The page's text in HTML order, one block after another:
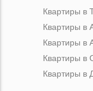
Квартиры в
Квартиры в
Квартиры в
Квартиры в
Квартиры в